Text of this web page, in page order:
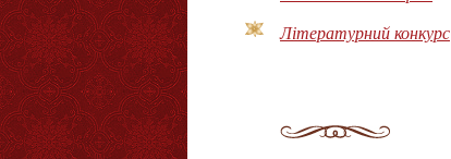
Літературний конкурс